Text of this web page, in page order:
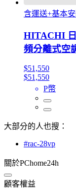
含運送+基本
HITACHI
頻分離式空
$51,550
$51,550
P幣
大部分的人也搜：
#rac-28vp
關於PChome24h
顧客權益